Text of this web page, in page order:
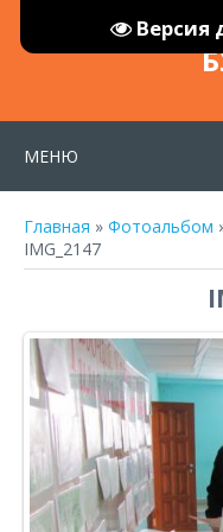
Версия
МЕНЮ
Главная » Фотоальбом
IMG_2147